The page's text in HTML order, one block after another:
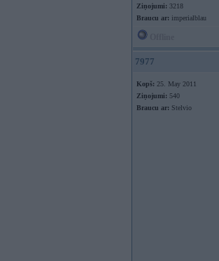
Ziņojumi: 3218
Braucu ar: imperialblau
7977
Kopš: 25. May 2011
Ziņojumi: 540
Braucu ar: Stelvio